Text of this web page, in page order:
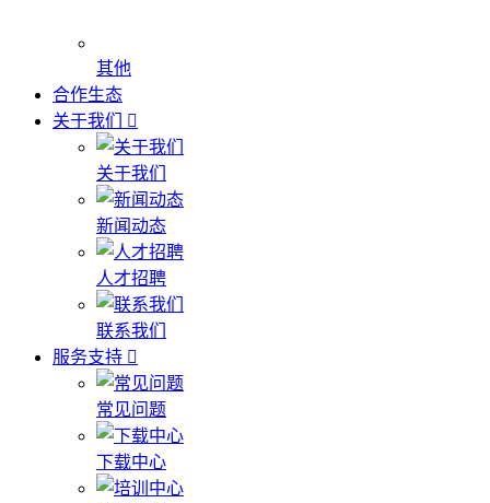
其他
合作生态
关于我们
关于我们
新闻动态
人才招聘
联系我们
服务支持
常见问题
下载中心